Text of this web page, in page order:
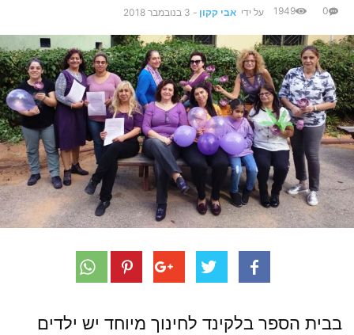
על ידי אבי קקון - 3 בנובמבר 2018 0
1949
בבית הספר בלקינד לחינוך מיוחד יש ילדים